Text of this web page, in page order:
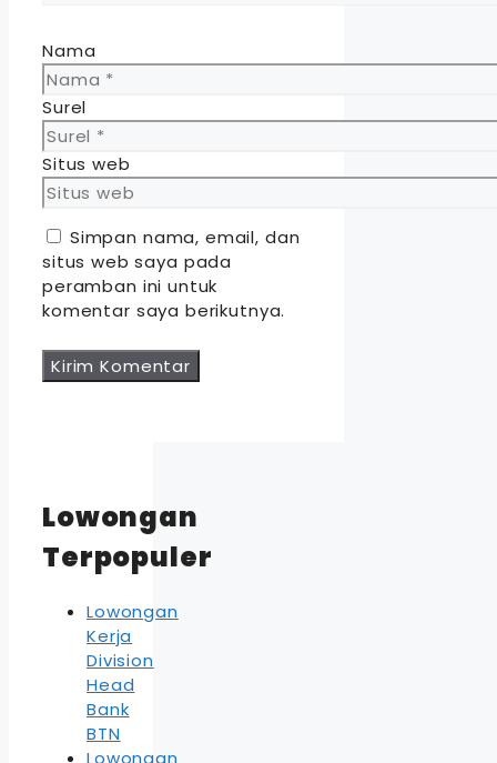
Nama
Surel
Situs web
Simpan nama, email, dan
situs web saya pada
peramban ini untuk
komentar saya berikutnya.
Lowongan
Terpopuler
Lowongan
Kerja
Division
Head
Bank
BTN
Lowongan